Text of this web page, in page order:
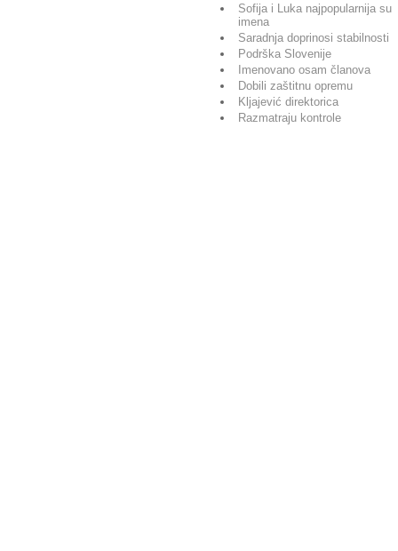
Sofija i Luka najpopularnija su
imena
Saradnja doprinosi stabilnosti
Podrška Slovenije
Imenovano osam članova
Dobili zaštitnu opremu
Kljajević direktorica
Razmatraju kontrole